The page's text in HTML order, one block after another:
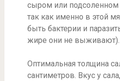
сыром или
так как именно в этой
быть бактерии и
жире они не выживают).
Оптимальная толщина
сантиметров. Вкус у